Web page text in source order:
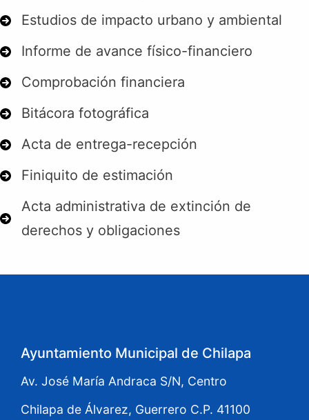
Estudios de impacto urbano y ambiental
Informe de avance físico-financiero
Comprobación financiera
Bitácora fotográfica
Acta de entrega-recepción
Finiquito de estimación
Acta administrativa de extinción de
derechos y obligaciones
Ayuntamiento Municipal de Chilapa
Av. José María Andraca S/N, Centro
Chilapa de Álvarez, Guerrero C.P. 41100